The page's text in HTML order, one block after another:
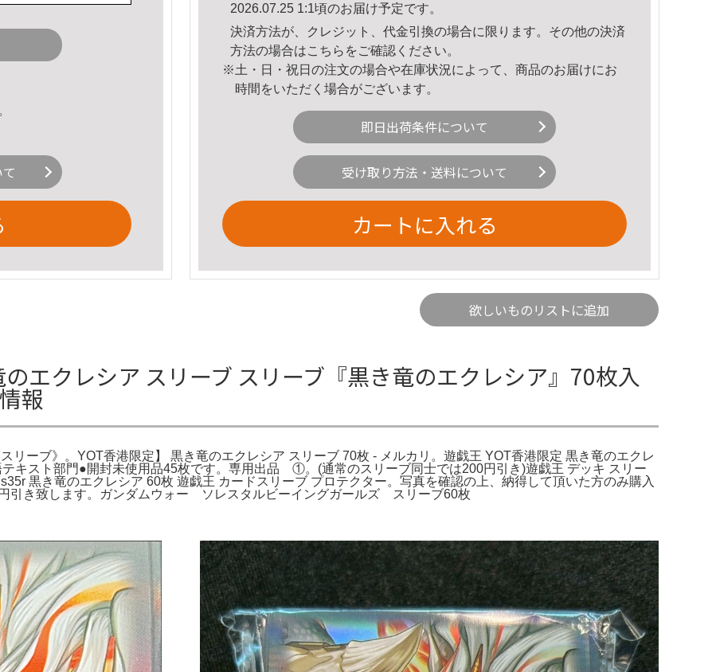
2026.07.25 1:1頃のお届け予定です。
決済方法が、クレジット、代金引換の場合に限ります。その他の決済
方法の場合はこちら をご確認ください。
※土・日・祝日の注文の場合や在庫状況によって、商品のお届けにお
時間をいただく場合がございます。
即日出荷条件について
受け取り方法・送料について
カートに入れる
欲しいものリストに追加
エクレシア スリーブ スリーブ『黒き竜のエクレシア』70枚入
報
リーブ》。YOT香港限定】 黒き竜のエクレシア スリーブ 70枚 - メルカリ。遊戯王 YOT香港限定 黒き竜のエクレ
キスト部門●開封未使用品45枚です。専用出品 ①。(通常のスリーブ同士では200円引き)遊戯王 デッキ スリー
黒き竜のエクレシア 60枚 遊戯王 カードスリーブ プロテクター。写真を確認の上、納得して頂いた方のみ購入
引き致します。ガンダムウォー ソレスタルビーイングガールズ スリーブ60枚